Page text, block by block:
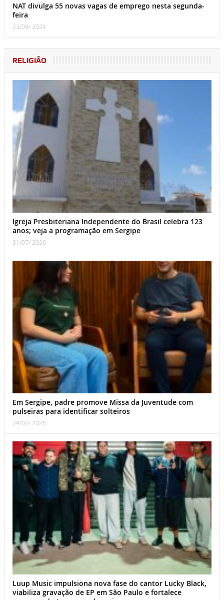
NAT divulga 55 novas vagas de emprego nesta segunda-
feira
23/09/ 2024
RELIGIÃO
Igreja Presbiteriana Independente do Brasil celebra 123
anos; veja a programação em Sergipe
31/07/ 2026
Em Sergipe, padre promove Missa da Juventude com
pulseiras para identificar solteiros
29/07/ 2026
Luup Music impulsiona nova fase do cantor Lucky Black,
viabiliza gravação de EP em São Paulo e fortalece